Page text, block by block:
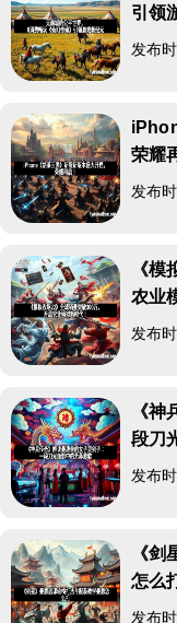
引领
发布
荣耀
发布
《
农业
发布
《
段刀
发布
《
怎么
发布